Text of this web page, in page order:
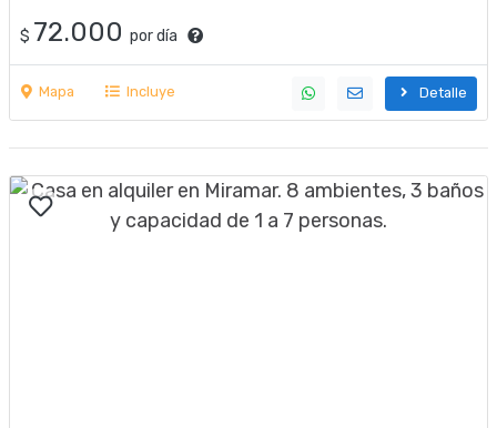
$ 72.000 por día
Mapa Incluye Detalle